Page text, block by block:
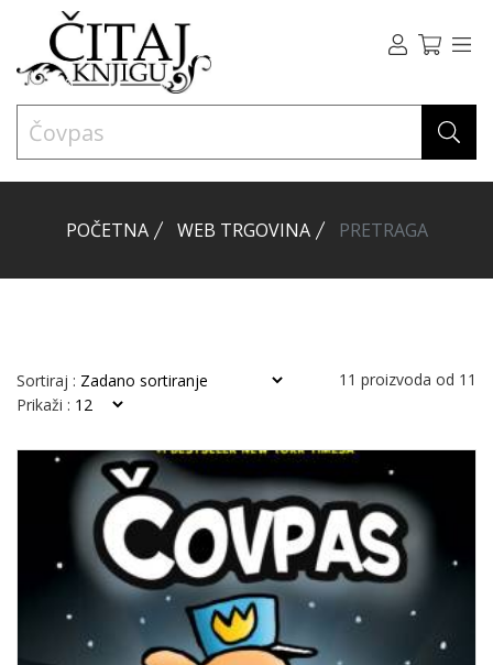
POČETNA WEB TRGOVINA PRETRAGA
Sortiraj : 11 proizvoda od 11
Prikaži :